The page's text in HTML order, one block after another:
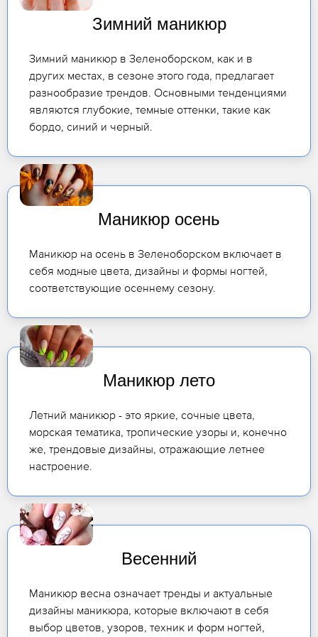
Зимний маникюр
Зимний маникюр в Зеленоборском, как и в
других местах, в сезоне этого года, предлагает
разнообразие трендов. Основными тенденциями
являются глубокие, темные оттенки, такие как
бордо, синий и черный.
Маникюр осень
Маникюр на осень в Зеленоборском включает в
себя модные цвета, дизайны и формы ногтей,
соответствующие осеннему сезону.
Маникюр лето
Летний маникюр - это яркие, сочные цвета,
морская тематика, тропические узоры и, конечно
же, трендовые дизайны, отражающие летнее
настроение.
Весенний
Маникюр весна означает тренды и актуальные
дизайны маникюра, которые включают в себя
выбор цветов, узоров, техник и форм ногтей,